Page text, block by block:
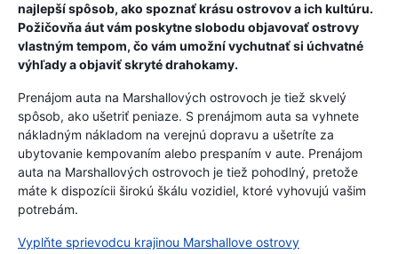
najlepší spôsob, ako spoznať krásu ostrovov a ich kultúru.
Požičovňa áut vám poskytne slobodu objavovať ostrovy
vlastným tempom, čo vám umožní vychutnať si úchvatné
výhľady a objaviť skryté drahokamy.
Prenájom auta na Marshallových ostrovoch je tiež skvelý
spôsob, ako ušetriť peniaze. S prenájmom auta sa vyhnete
nákladným nákladom na verejnú dopravu a ušetríte za
ubytovanie kempovaním alebo prespaním v aute. Prenájom
auta na Marshallových ostrovoch je tiež pohodlný, pretože
máte k dispozícii širokú škálu vozidiel, ktoré vyhovujú vašim
potrebám.
Vyplňte sprievodcu krajinou Marshallove ostrovy